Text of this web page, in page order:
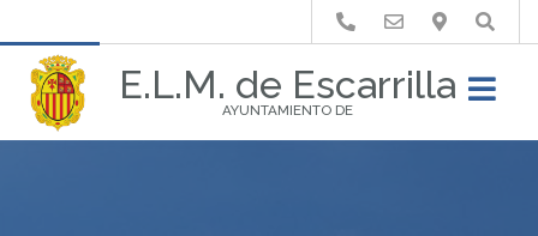
E.L.M. de Escarrilla
AYUNTAMIENTO DE
Buscar